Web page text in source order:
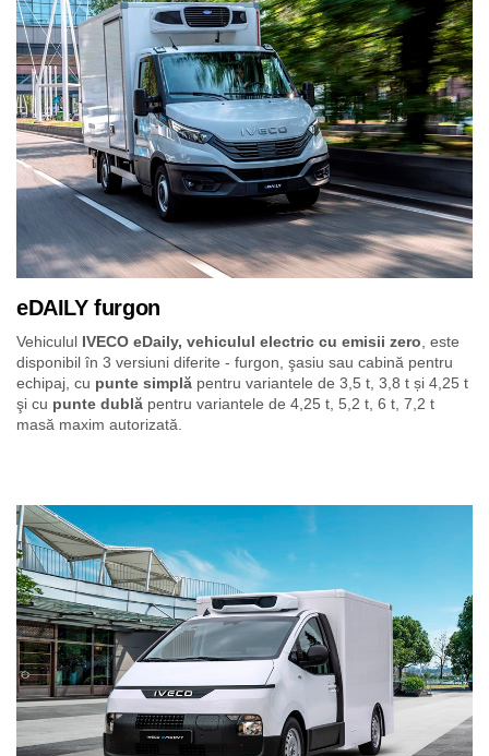
eDAILY furgon
Vehiculul IVECO eDaily, vehiculul electric cu emisii zero , este
disponibil în 3 versiuni diferite - furgon, şasiu sau cabină pentru
echipaj, cu punte simplă pentru variantele de 3,5 t, 3,8 t și 4,25 t
şi cu punte dublă pentru variantele de 4,25 t, 5,2 t, 6 t, 7,2 t
masă maxim autorizată.